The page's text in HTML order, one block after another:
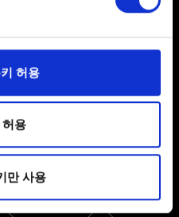
personal data is processed
으로 이용하기 위해
사용자의 웹사이트 이용
다. 예를 들어, 소셜
경우, 사용자의 선호도를
희 파트너와 공유할 수도
으로 쿠키를 사용할
것입니다.
허용
용
만 사용
속